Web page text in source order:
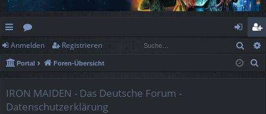
ch
ne
ug
or
en
n
m
eg
ist
Anmelden Registrieren
Portal Foren-Übersicht
IRON MAIDEN - Das Deutsche Forum -
Datenschutzerklärung